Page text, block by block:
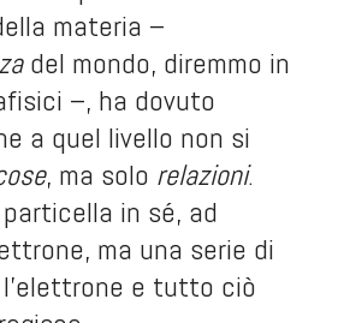
materia –
del mondo, diremmo in
–, ha dovuto
a quel livello non si
, ma solo relazioni.
particella in sé, ad
ma una serie di
e tutto ciò